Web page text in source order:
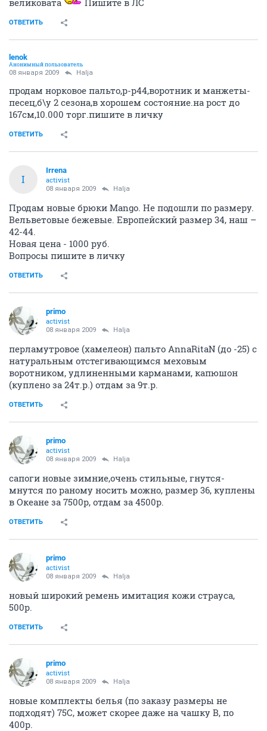
ОТВЕТИТЬ
lenok
Анонимный пользователь
08 января 2009 Halja
продам норковое пальто,р-р44,воротник и манжеты-
песец,б\у 2 сезона,в хорошем состояние.на рост до
167см,10.000 торг.пишите в личку
ОТВЕТИТЬ
I
Irrena
activist
08 января 2009 Halja
Продам новые брюки Mango. Не подошли по размеру.
Вельветовые бежевые. Европейский размер 34, наш –
42-44.
Новая цена - 1000 руб.
Вопросы пишите в личку
ОТВЕТИТЬ
primo
activist
08 января 2009 Halja
перламутровое (хамелеон) пальто AnnaRitaN (до -25) с
натуральным отстегивающимся меховым
воротником, удлиненными карманами, капюшон
(куплено за 24т.р.) отдам за 9т.р.
ОТВЕТИТЬ
primo
activist
08 января 2009 Halja
сапоги новые зимние,очень стильные, гнутся-
мнутся по раному носить можно, размер 36, куплены
в Океане за 7500р, отдам за 4500р.
ОТВЕТИТЬ
primo
activist
08 января 2009 Halja
новый широкий ремень имитация кожи страуса,
500р.
ОТВЕТИТЬ
primo
activist
08 января 2009 Halja
новые комплекты белья (по заказу размеры не
подходят) 75С, может скорее даже на чашку В, по
400р.